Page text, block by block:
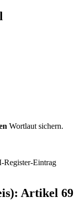
Wortlaut sichern.
Register-Eintrag
Artikel 69